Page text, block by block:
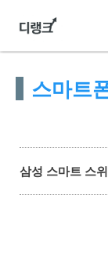
스마트
삼성 스마트 스